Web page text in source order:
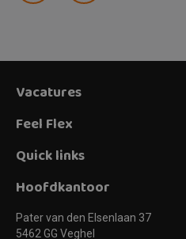
Vacatures
Feel Flex
Quick links
Hoofdkantoor
Pater van den Elsenlaan 37
5462 GG Veghel